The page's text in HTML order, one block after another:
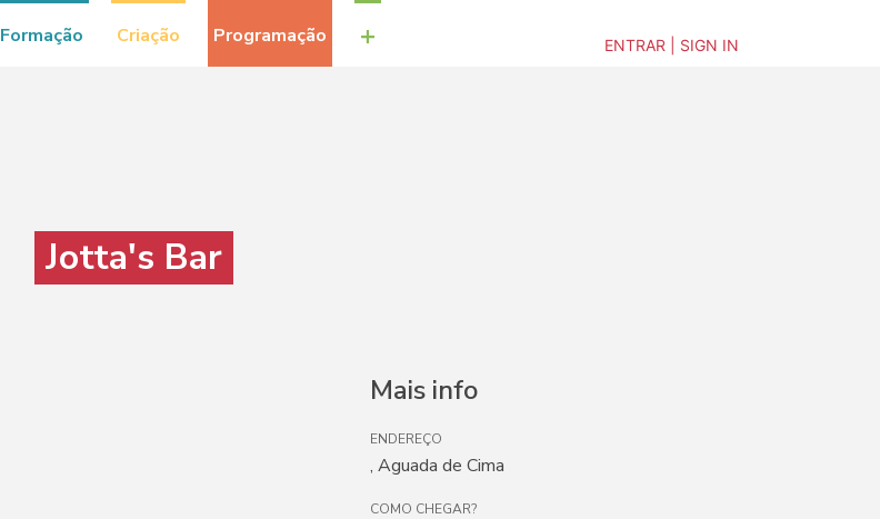
Formação Criação Programação + ENTRAR | SIGN IN
Jotta's Bar
Mais info
ENDEREÇO
, Aguada de Cima
COMO CHEGAR?